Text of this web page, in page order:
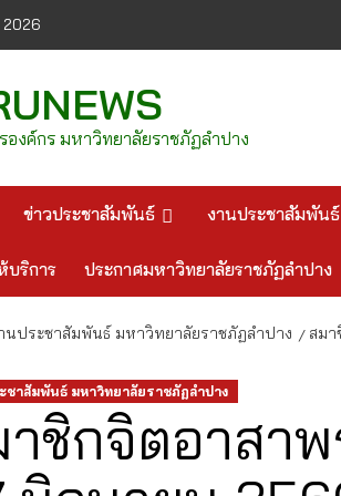
องค์กร มหาวิทยาลัยราชภัฏลำปาง
ข่าวประชาสัมพันธ์ งานประชาสัมพันธ์
บริการ ประกาศมหาวิทยาลัยราชภัฏลำปาง
นประชาสัมพันธ์ มหาวิทยาลัยราชภัฏลำปาง สม
ชาสัมพันธ์ มหาวิทยาลัยราชภัฏลำปาง
าชิกจิตอาสา